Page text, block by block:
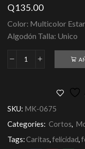
Q135.00
Color: Multicolor
Algodón Talla: Unico
SKU: MK-0675
Categories: Cortos,
Tags:Caritas,felicidad,